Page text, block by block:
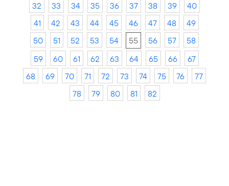
32
33 34 35 36 37 38 39
40
41
42 43 44 45 46 47 48
49
50
51 52 53 54 55 56 57
58
59
60 61 62 63 64 65 66
67
68
69 70 71 72 73 74 75 76
77
78
79 80 81 82